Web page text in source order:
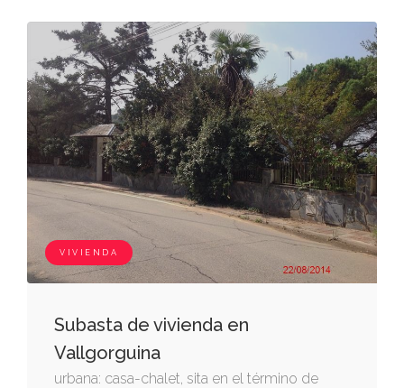
VIVIENDA
Subasta de vivienda en
Vallgorguina
urbana: casa-chalet, sita en el término de